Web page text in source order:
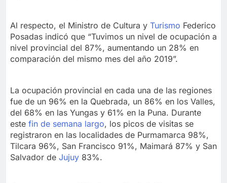
Al respecto, el Ministro de Cultura y Turismo Federico
Posadas indicó que “Tuvimos un nivel de ocupación a
nivel provincial del 87%, aumentando un 28% en
comparación del mismo mes del año 2019”.
La ocupación provincial en cada una de las regiones
fue de un 96% en la Quebrada, un 86% en los Valles,
del 68% en las Yungas y 61% en la Puna. Durante
este fin de semana largo, los picos de visitas se
registraron en las localidades de Purmamarca 98%,
Tilcara 96%, San Francisco 91%, Maimará 87% y San
Salvador de Jujuy 83%.